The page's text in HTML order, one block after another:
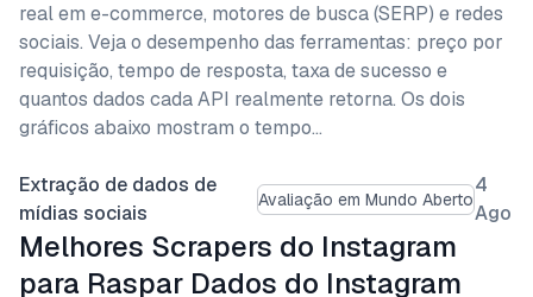
real em e-commerce, motores de busca (SERP) e redes
sociais. Veja o desempenho das ferramentas: preço por
requisição, tempo de resposta, taxa de sucesso e
quantos dados cada API realmente retorna. Os dois
gráficos abaixo mostram o tempo…
Extração de dados de
mídias sociais
Avaliação em Mundo Aberto
4
Ago
Melhores Scrapers do Instagram
para Raspar Dados do Instagram